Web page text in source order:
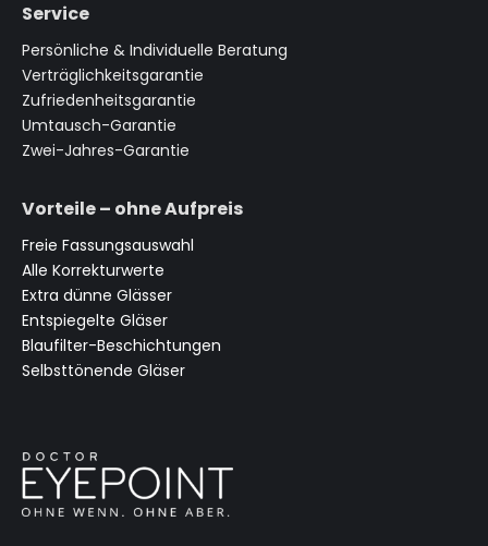
Service
Persönliche & Individuelle Beratung
Verträglichkeitsgarantie
Zufriedenheitsgarantie
Umtausch-Garantie
Zwei-Jahres-Garantie
Vorteile – ohne Aufpreis
Freie Fassungsauswahl
Alle Korrekturwerte
Extra dünne Glässer
Entspiegelte Gläser
Blaufilter-Beschichtungen
Selbsttönende Gläser